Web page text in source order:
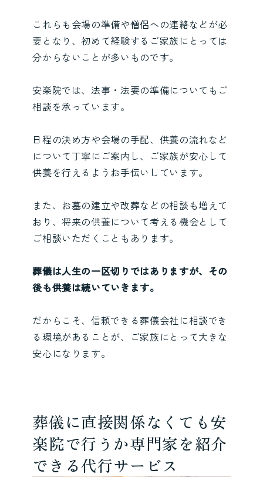
これらも会場の準備や僧侶への連絡などが必
要となり、初めて経験するご家族にとっては
分からないことが多いものです。
安楽院では、法事・法要の準備についてもご
相談を承っています。
日程の決め方や会場の手配、供養の流れなど
について丁寧にご案内し、ご家族が安心して
供養を行えるようお手伝いしています。
また、お墓の建立や改葬などの相談も増えて
おり、将来の供養について考える機会として
ご相談いただくこともあります。
葬儀は人生の一区切りではありますが、その
後も供養は続いていきます。
だからこそ、信頼できる葬儀会社に相談でき
る環境があることが、ご家族にとって大きな
安心になります。
葬儀に直接関係なくても安
楽院で行うか専門家を紹介
できる代行サービス